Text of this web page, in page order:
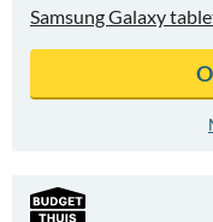
Samsung Galaxy